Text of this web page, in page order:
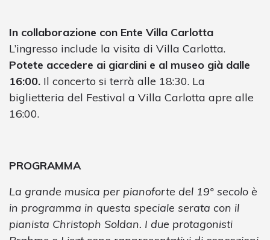
In collaborazione con Ente Villa Carlotta
L’ingresso include la visita di Villa Carlotta.
Potete accedere ai giardini e al museo già dalle
16:00. Il concerto si terrà alle 18:30. La
biglietteria del Festival a Villa Carlotta apre alle
16:00.
PROGRAMMA
La grande musica per pianoforte del 19° secolo è
in programma in questa speciale serata con il
pianista Christoph Soldan. I due protagonisti